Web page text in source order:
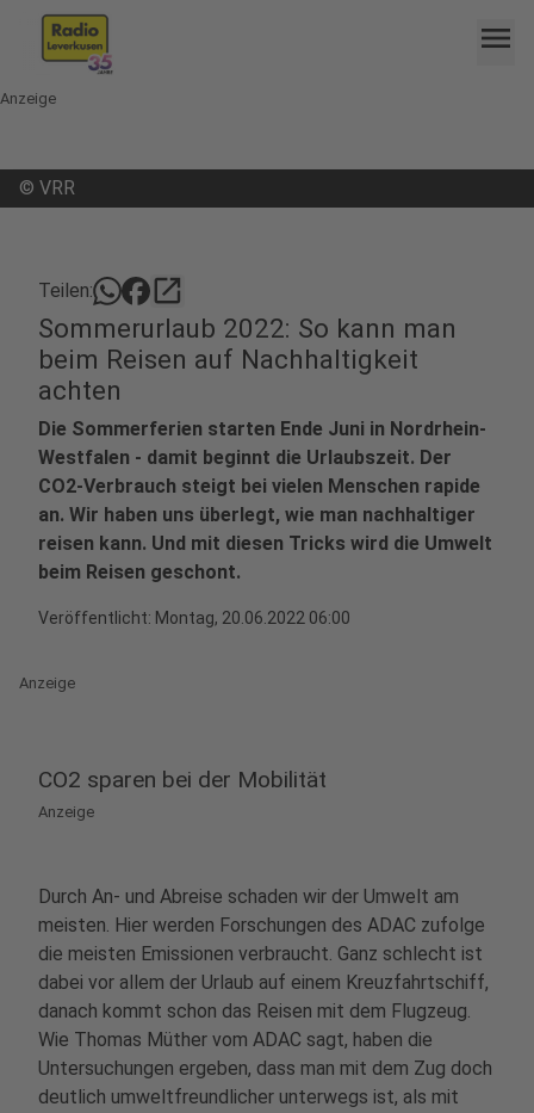
menu
Anzeige
© VRR
Teilen: open_in_new
Sommerurlaub 2022: So kann man
beim Reisen auf Nachhaltigkeit
achten
Die Sommerferien starten Ende Juni in Nordrhein-
Westfalen - damit beginnt die Urlaubszeit. Der
CO2-Verbrauch steigt bei vielen Menschen rapide
an. Wir haben uns überlegt, wie man nachhaltiger
reisen kann. Und mit diesen Tricks wird die Umwelt
beim Reisen geschont.
Veröffentlicht: Montag, 20.06.2022 06:00
Anzeige
CO2 sparen bei der Mobilität
Anzeige
Durch An- und Abreise schaden wir der Umwelt am
meisten. Hier werden Forschungen des ADAC zufolge
die meisten Emissionen verbraucht. Ganz schlecht ist
dabei vor allem der Urlaub auf einem Kreuzfahrtschiff,
danach kommt schon das Reisen mit dem Flugzeug.
Wie Thomas Müther vom ADAC sagt, haben die
Untersuchungen ergeben, dass man mit dem Zug doch
deutlich umweltfreundlicher unterwegs ist, als mit